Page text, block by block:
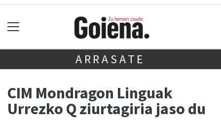
ARRASATE
CIM Mondragon Linguak
Urrezko Q ziurtagiria jaso du